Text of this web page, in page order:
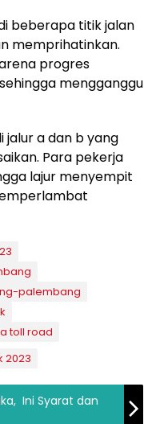
beberapa titik jalan
memprihatinkan.
progres
mengganggu
jalur a dan b yang
Para pekerja
lajur menyempit
palembang
toll road
2023
Ini Syarat dan